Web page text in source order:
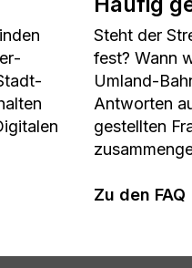
Steht der
fest? Wann
Umland-
Antworten
gestellten
Zu den FAQ